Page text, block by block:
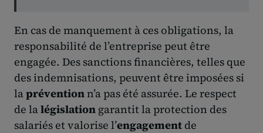
En cas de manquement à ces obligations, la
responsabilité de l’entreprise peut être
engagée. Des sanctions financières, telles que
des indemnisations, peuvent être imposées si
lapréventionn’a pas été assurée. Le respect
de lalégislation garantit la protection des
salariés et valorise l’engagement de